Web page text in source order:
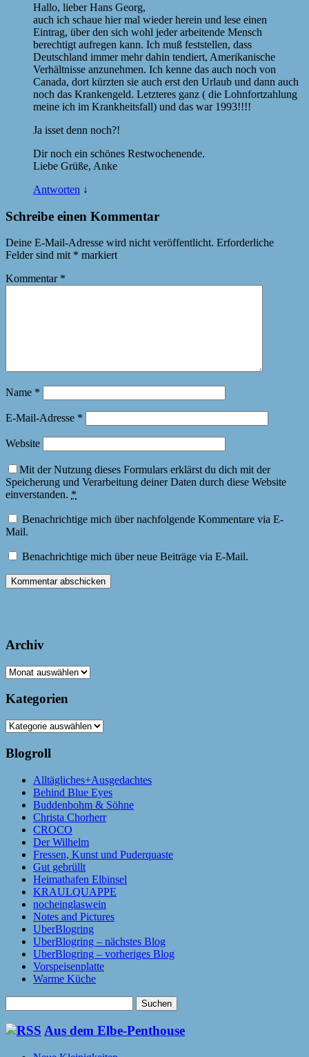
Hallo, lieber Hans Georg,
auch ich schaue hier mal wieder herein und lese einen
Eintrag, über den sich wohl jeder arbeitende Mensch
berechtigt aufregen kann. Ich muß feststellen, dass
Deutschland immer mehr dahin tendiert, Amerikanische
Verhältnisse anzunehmen. Ich kenne das auch noch von
Canada, dort kürzten sie auch erst den Urlaub und dann auch
noch das Krankengeld. Letzteres ganz ( die Lohnfortzahlung
meine ich im Krankheitsfall) und das war 1993!!!!
Ja isset denn noch?!
Dir noch ein schönes Restwochenende.
Liebe Grüße, Anke
Antworten ↓
Schreibe einen Kommentar
Deine E-Mail-Adresse wird nicht veröffentlicht. Erforderliche
Felder sind mit * markiert
Kommentar *
Name *
E-Mail-Adresse *
Website
Mit der Nutzung dieses Formulars erklärst du dich mit der
Speicherung und Verarbeitung deiner Daten durch diese Website
einverstanden. *
Benachrichtige mich über nachfolgende Kommentare via E-
Mail.
Benachrichtige mich über neue Beiträge via E-Mail.
Archiv
Archiv
Kategorien
Kategorien
Blogroll
Alltägliches+Ausgedachtes
Behind Blue Eyes
Buddenbohm & Söhne
Christa Chorherr
CROCO
Der Wilhelm
Fressen, Kunst und Puderquaste
Gut gebrüllt
Heimathafen Elbinsel
KRAULQUAPPE
nocheinglaswein
Notes and Pictures
UberBlogring
UberBlogring – nächstes Blog
UberBlogring – vorheriges Blog
Vorspeisenplatte
Warme Küche
nach:
Aus dem Elbe-Penthouse